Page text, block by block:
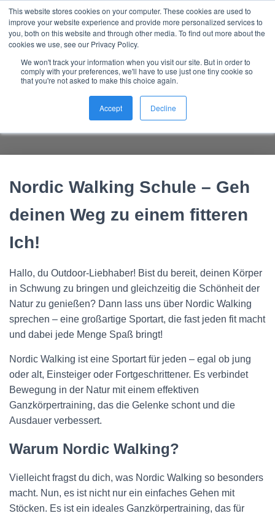
This website stores cookies on your computer. These cookies are used to
improve your website experience and provide more personalized services to
you, both on this website and through other media. To find out more about the
cookies we use, see our Privacy Policy.
We won't track your information when you visit our site. But in order to
comply with your preferences, we'll have to use just one tiny cookie so
that you're not asked to make this choice again.
Accept Decline
Nordic Sports Reutlingen
outdoor ist in
N
N
Nordic Walking Schule – ein
Vorteil der Natur – 5 Argumente
Nordic Walking Schule – Geh
deinen Weg zu einem fitteren
Ich!
Hallo, du Outdoor-Liebhaber! Bist du bereit, deinen Körper
in Schwung zu bringen und gleichzeitig die Schönheit der
Natur zu genießen? Dann lass uns über Nordic Walking
sprechen – eine großartige Sportart, die fast jeden fit macht
und dabei jede Menge Spaß bringt!
Nordic Walking ist eine Sportart für jeden – egal ob jung
oder alt, Einsteiger oder Fortgeschrittener. Es verbindet
Bewegung in der Natur mit einem effektiven
Ganzkörpertraining, das die Gelenke schont und die
Ausdauer verbessert.
Warum Nordic Walking?
Vielleicht fragst du dich, was Nordic Walking so besonders
macht. Nun, es ist nicht nur ein einfaches Gehen mit
Stöcken. Es ist ein ideales Ganzkörpertraining, das für